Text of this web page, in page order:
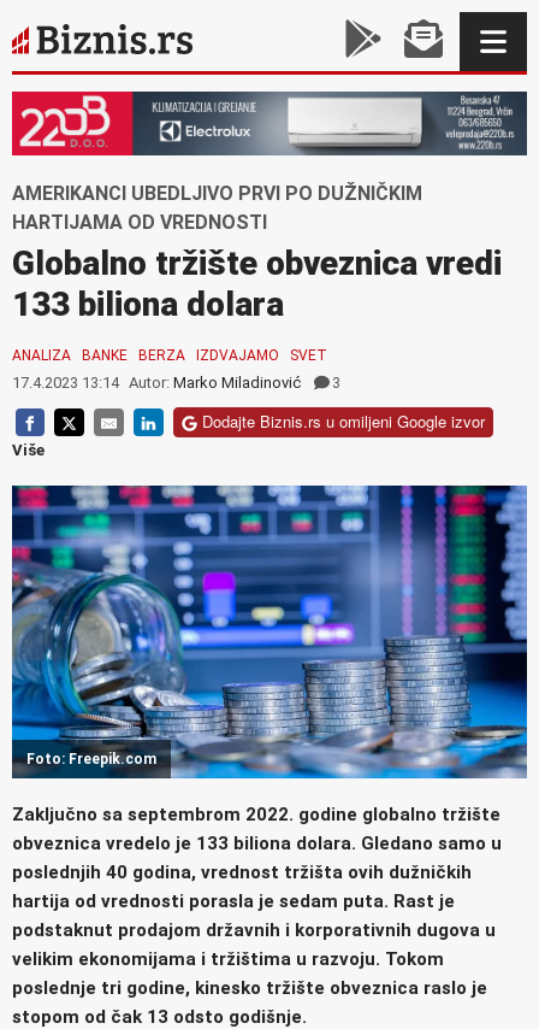
AMERIKANCI UBEDLJIVO PRVI PO DUŽNIČKIM
HARTIJAMA OD VREDNOSTI
Globalno tržište obveznica vredi
133 biliona dolara
ANALIZA BANKE BERZA IZDVAJAMO SVET
17.4.2023 13:14 Autor: Marko Miladinović 3
Dodajte Biznis.rs u omiljeni Google izvor
Više
Foto: Freepik.com
Zaključno sa septembrom 2022. godine globalno tržište
obveznica vredelo je 133 biliona dolara. Gledano samo u
poslednjih 40 godina, vrednost tržišta ovih dužničkih
hartija od vrednosti porasla je sedam puta. Rast je
podstaknut prodajom državnih i korporativnih dugova u
velikim ekonomijama i tržištima u razvoju. Tokom
poslednje tri godine, kinesko tržište obveznica raslo je
stopom od čak 13 odsto godišnje.